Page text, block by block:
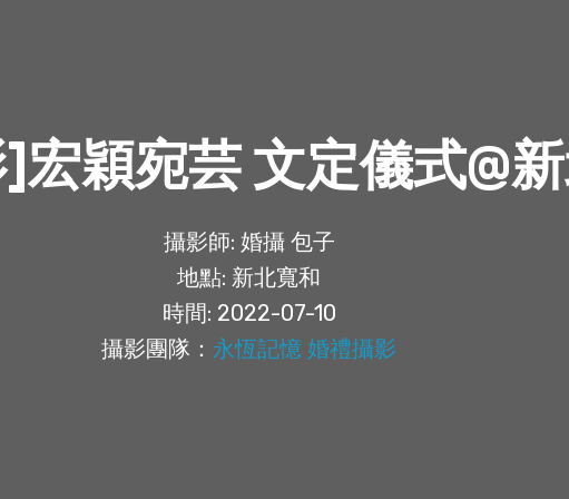
穎宛芸 文定儀式@
攝影師: 婚攝 包子
地點: 新北寬和
時間: 2022-07-10
攝影團隊： 永恆記憶 婚禮攝影